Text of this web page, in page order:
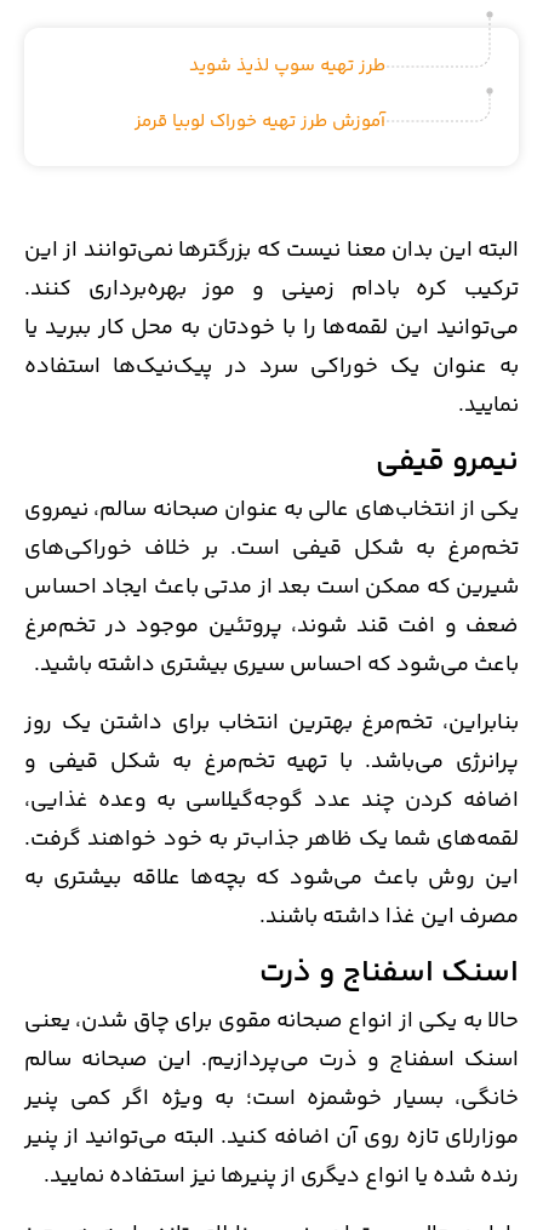
طرز تهیه سوپ لذیذ شوید
آموزش طرز تهیه خوراک لوبیا قرمز
البته این بدان معنا نیست که بزرگترها نمی‌توانند از این
ترکیب کره بادام زمینی و موز بهره‌برداری کنند.
می‌توانید این لقمه‌ها را با خودتان به محل کار ببرید یا
به عنوان یک خوراکی سرد در پیک‌نیک‌ها استفاده
نمایید.
نیمرو قیفی
یکی از انتخاب‌های عالی به عنوان صبحانه سالم، نیمروی
تخم‌مرغ به شکل قیفی است. بر خلاف خوراکی‌های
شیرین که ممکن است بعد از مدتی باعث ایجاد احساس
ضعف و افت قند شوند، پروتئین موجود در تخم‌مرغ
باعث می‌شود که احساس سیری بیشتری داشته باشید.
بنابراین، تخم‌مرغ بهترین انتخاب برای داشتن یک روز
پرانرژی می‌باشد. با تهیه تخم‌مرغ به شکل قیفی و
اضافه کردن چند عدد گوجه‌گیلاسی به وعده غذایی،
لقمه‌های شما یک ظاهر جذاب‌تر به خود خواهند گرفت.
این روش باعث می‌شود که بچه‌ها علاقه بیشتری به
مصرف این غذا داشته باشند.
اسنک اسفناج و ذرت
حالا به یکی از انواع صبحانه مقوی برای چاق شدن، یعنی
اسنک اسفناج و ذرت می‌پردازیم. این صبحانه سالم
خانگی، بسیار خوشمزه است؛ به ویژه اگر کمی پنیر
موزارلای تازه روی آن اضافه کنید. البته می‌توانید از پنیر
رنده شده یا انواع دیگری از پنیرها نیز استفاده نمایید.